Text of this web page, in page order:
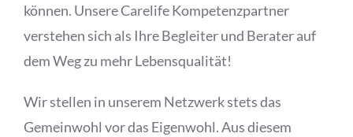
können. Unsere Carelife Kompetenzpartner
verstehen sich als Ihre Begleiter und Berater auf
dem Weg zu mehr Lebensqualität!
Wir stellen in unserem Netzwerk stets das
Gemeinwohl vor das Eigenwohl. Aus diesem